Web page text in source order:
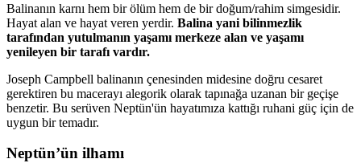
Balinanın karnı hem bir ölüm hem de bir doğum/rahim simgesidir.
Hayat alan ve hayat veren yerdir. Balina yani bilinmezlik
tarafından yutulmanın yaşamı merkeze alan ve yaşamı
yenileyen bir tarafı vardır.
Joseph Campbell balinanın çenesinden midesine doğru cesaret
gerektiren bu macerayı alegorik olarak tapınağa uzanan bir geçişe
benzetir. Bu serüven Neptün'ün hayatımıza kattığı ruhani güç için de
uygun bir temadır.
Neptün’ün ilhamı